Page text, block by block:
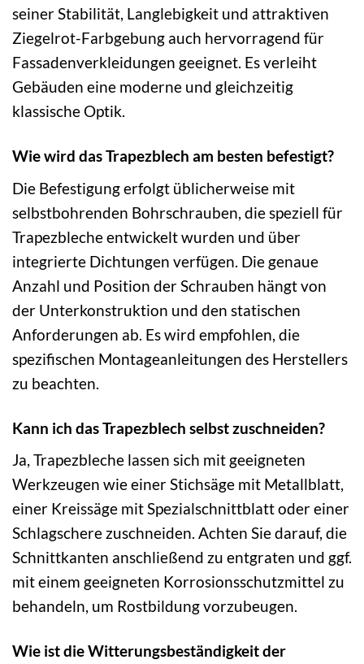
seiner Stabilität, Langlebigkeit und attraktiven
Ziegelrot-Farbgebung auch hervorragend für
Fassadenverkleidungen geeignet. Es verleiht
Gebäuden eine moderne und gleichzeitig
klassische Optik.
Wie wird das Trapezblech am besten befestigt?
Die Befestigung erfolgt üblicherweise mit
selbstbohrenden Bohrschrauben, die speziell für
Trapezbleche entwickelt wurden und über
integrierte Dichtungen verfügen. Die genaue
Anzahl und Position der Schrauben hängt von
der Unterkonstruktion und den statischen
Anforderungen ab. Es wird empfohlen, die
spezifischen Montageanleitungen des Herstellers
zu beachten.
Kann ich das Trapezblech selbst zuschneiden?
Ja, Trapezbleche lassen sich mit geeigneten
Werkzeugen wie einer Stichsäge mit Metallblatt,
einer Kreissäge mit Spezialschnittblatt oder einer
Schlagschere zuschneiden. Achten Sie darauf, die
Schnittkanten anschließend zu entgraten und ggf.
mit einem geeigneten Korrosionsschutzmittel zu
behandeln, um Rostbildung vorzubeugen.
Wie ist die Witterungsbeständigkeit der